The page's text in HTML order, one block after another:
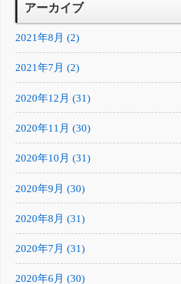
アーカイブ
2021年8月 (2)
2021年7月 (2)
2020年12月 (31)
2020年11月 (30)
2020年10月 (31)
2020年9月 (30)
2020年8月 (31)
2020年7月 (31)
2020年6月 (30)